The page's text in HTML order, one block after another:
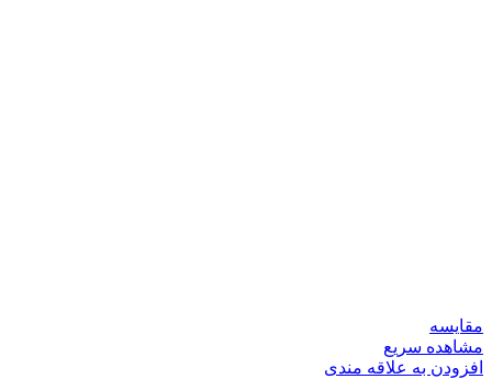
مقایسه
مشاهده سریع
افزودن به علاقه مندی